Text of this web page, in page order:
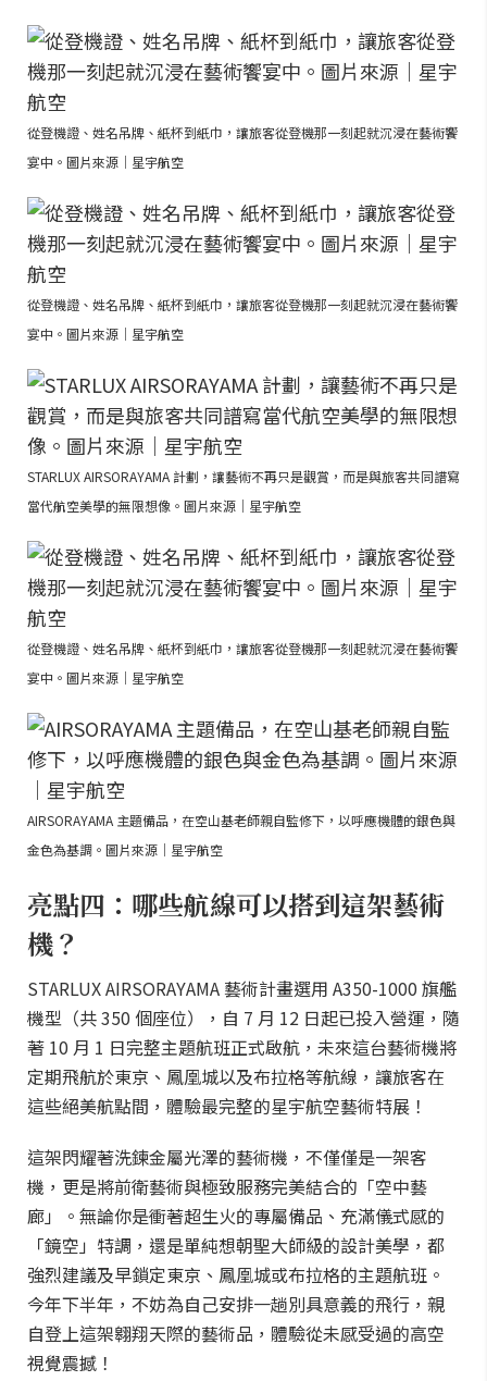
從登機證、姓名吊牌、紙杯到紙巾，讓旅客從登機那一刻起就沉浸在藝術饗
宴中。圖片來源｜星宇航空
從登機證、姓名吊牌、紙杯到紙巾，讓旅客從登機那一刻起就沉浸在藝術饗
宴中。圖片來源｜星宇航空
STARLUX AIRSORAYAMA 計劃，讓藝術不再只是觀賞，而是與旅客共同譜寫
當代航空美學的無限想像。圖片來源｜星宇航空
從登機證、姓名吊牌、紙杯到紙巾，讓旅客從登機那一刻起就沉浸在藝術饗
宴中。圖片來源｜星宇航空
AIRSORAYAMA 主題備品，在空山基老師親自監修下，以呼應機體的銀色與
金色為基調。圖片來源｜星宇航空
亮點四：哪些航線可以搭到這架藝術
機？
STARLUX AIRSORAYAMA 藝術計畫選用 A350-1000 旗艦
機型（共 350 個座位），自 7 月 12 日起已投入營運，隨
著 10 月 1 日完整主題航班正式啟航，未來這台藝術機將
定期飛航於東京、鳳凰城以及布拉格等航線，讓旅客在
這些絕美航點間，體驗最完整的星宇航空藝術特展！
這架閃耀著洗鍊金屬光澤的藝術機，不僅僅是一架客
機，更是將前衛藝術與極致服務完美結合的「空中藝
廊」。無論你是衝著超生火的專屬備品、充滿儀式感的
「鏡空」特調，還是單純想朝聖大師級的設計美學，都
強烈建議及早鎖定東京、鳳凰城或布拉格的主題航班。
今年下半年，不妨為自己安排一趟別具意義的飛行，親
自登上這架翱翔天際的藝術品，體驗從未感受過的高空
視覺震撼！